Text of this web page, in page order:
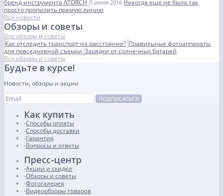
бренд инструмента ATORCH 5 июня 2016 Никогда еще не было так
просто пропилить прямую линию
Все новости
Обзоры и советы
Все обзоры и советы
Как отследить транспорт на расстояние? Правильные фотоаппараты
для повседневной съемки Зарядки от солнечных батарей
Все обзоры и советы
Будьте в курсе!
Новости, обзоры и акции
ПОДПИСАТЬСЯ
Как купить
Способы оплаты
Способы доставки
Гарантия
Вопросы и ответы
Пресс-центр
Акции и скидки
Обзоры и советы
Фотогалерея
Видеообзоры товаров